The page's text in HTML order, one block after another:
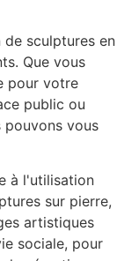
de sculptures en
Que vous
pour votre
public ou
pouvons vous
à l'utilisation
sur pierre,
artistiques
sociale, pour